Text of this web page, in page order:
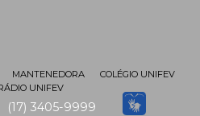
(17) 3405-9999
MANTENEDORA
COLÉGIO UNIFEV
UNIFEV